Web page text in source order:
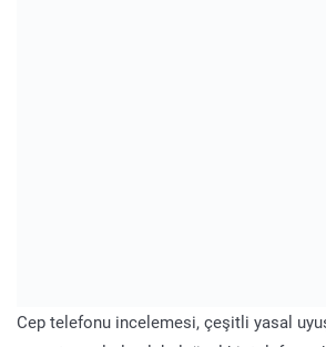
Cep telefonu incelemesi, çeşitli yasal